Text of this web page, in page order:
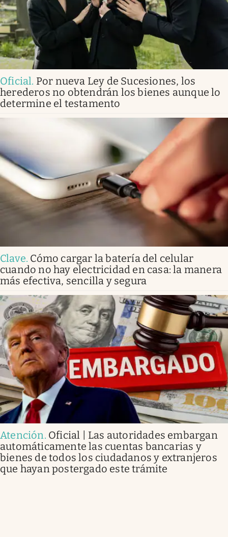
Oficial. Por nueva Ley de Sucesiones, los
herederos no obtendrán los bienes aunque lo
determine el testamento
Clave. Cómo cargar la batería del celular
cuando no hay electricidad en casa: la manera
más efectiva, sencilla y segura
Atención. Oficial | Las autoridades embargan
automáticamente las cuentas bancarias y
bienes de todos los ciudadanos y extranjeros
que hayan postergado este trámite